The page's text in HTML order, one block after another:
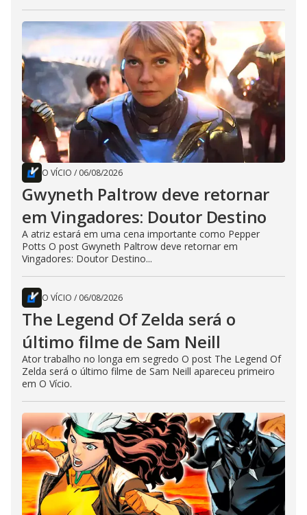
O VÍCIO / 06/08/2026
Gwyneth Paltrow deve retornar
em Vingadores: Doutor Destino
A atriz estará em uma cena importante como Pepper
Potts O post Gwyneth Paltrow deve retornar em
Vingadores: Doutor Destino...
O VÍCIO / 06/08/2026
The Legend Of Zelda será o
último filme de Sam Neill
Ator trabalho no longa em segredo O post The Legend Of
Zelda será o último filme de Sam Neill apareceu primeiro
em O Vício.